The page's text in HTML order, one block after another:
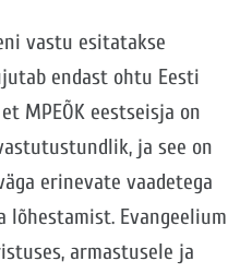
vastu esitatakse
endast ohtu Eesti
MPEÕK eestseisja on
ja see on
erinevate vaadetega
lõhestamist. Evangeelium
armastusele ja